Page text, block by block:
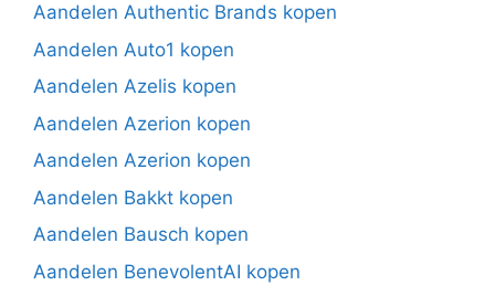
Aandelen Authentic Brands kopen
Aandelen Auto1 kopen
Aandelen Azelis kopen
Aandelen Azerion kopen
Aandelen Azerion kopen
Aandelen Bakkt kopen
Aandelen Bausch kopen
Aandelen BenevolentAI kopen